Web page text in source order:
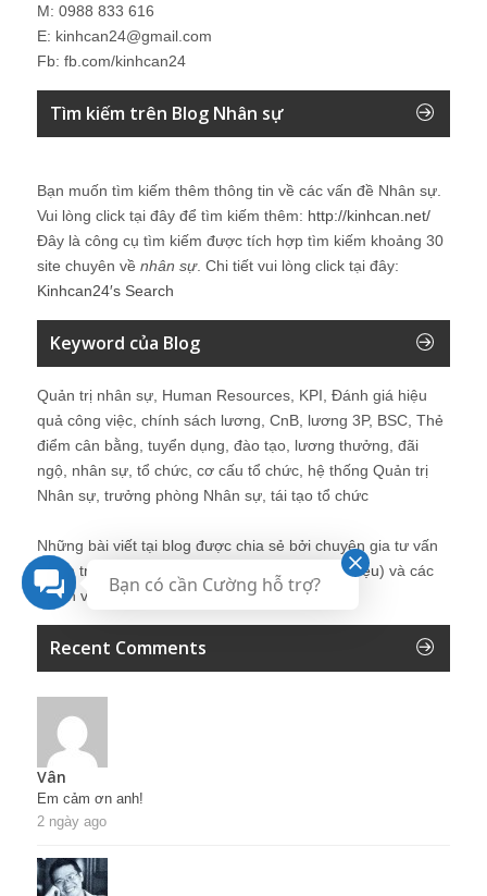
M: 0988 833 616
E: kinhcan24@gmail.com
Fb: fb.com/kinhcan24
Tìm kiếm trên Blog Nhân sự
Bạn muốn tìm kiếm thêm thông tin về các vấn đề Nhân sự
Vui lòng click tại đây để tìm kiếm thêm: http://kinhcan.net/
Đây là công cụ tìm kiếm được tích hợp tìm kiếm khoảng 30
site chuyên về nhân sự. Chi tiết vui lòng click tại đây:
Kinhcan24′s Search
Keyword của Blog
Quản trị nhân sự, Human Resources, KPI, Đánh giá hiệu
quả công việc, chính sách lương, CnB, lương 3P, BSC, Thẻ
điểm cân bằng, tuyển dụng, đào tạo, lương thưởng, đãi
ngộ, nhân sự, tổ chức, cơ cấu tổ chức, hệ thống Quản trị
Nhân sự, trưởng phòng Nhân sự, tái tạo tổ chức
Những bài viết tại blog được chia sẻ bởi chuyên gia tư vấn
Quản trị Nhân sự Nguyễn Hùng Cường (
giới thiệu) và các
thành viên khác trong cộng đồng Nhân sự.
Recent Comments
Vân
Em cảm ơn anh!
2 ngày ago
Bạn có cần Cường hỗ trợ?